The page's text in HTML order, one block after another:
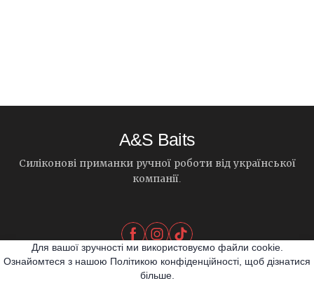
A&S Baits
Силіконові приманки ручної роботи від української
компанії.
Для вашої зручності ми використовуємо файли cookie.
Ознайомтеся з нашою Політикою конфіденційності, щоб дізнатися
більше.